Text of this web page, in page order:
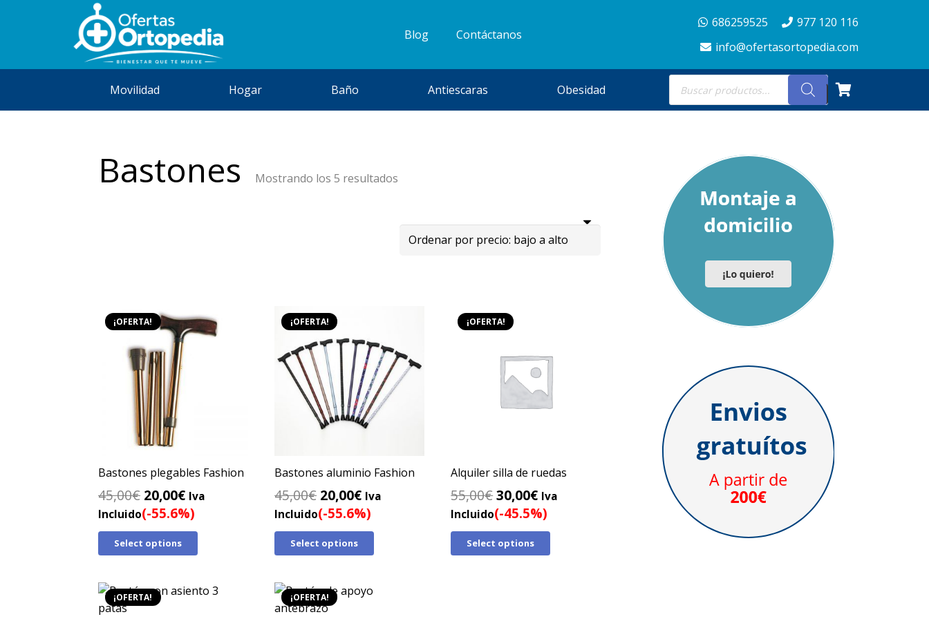
Blog Contáctanos
686259525
977 120 116
info@ofertasortopedia.com
Movilidad Hogar Baño Antiescaras Obesidad
Búsqueda
de
productos
Bastones Mostrando los 5 resultados
bajo
¡OFERTA!
Bastones plegables Fashion
45,00€ El
precio
original
era:
20,00€El
precio
actual
Iva
Incluido(-55.6%)
Select options
¡OFERTA!
Bastones aluminio Fashion
45,00€ El
precio
original
era:
20,00€El
precio
actual
Iva
Incluido(-55.6%)
Select options
¡OFERTA!
Alquiler silla de ruedas
55,00€El
precio
original
era:
30,00€El
precio
actual
Iva
Incluido(-45.5%)
Select options
¡OFERTA! ¡OFERTA!